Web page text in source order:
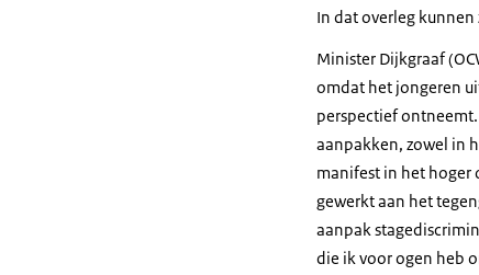
In dat overleg
Minister Dijkgraaf
omdat het jongeren
perspectief
aanpakken, zowel in
manifest in het hoger
gewerkt aan het
aanpak
die ik voor ogen heb